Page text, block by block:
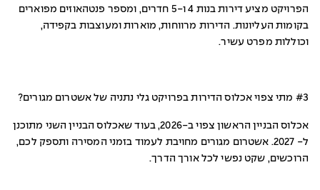
הפרויקט מציע דירות בנות 4 ו-5 חדרים, ומספר פנטהאוזים מפוארים
בקומות העליונות. הדירות מרווחות, מוארות ומעוצבות בקפידה,
וכוללות מפרט עשיר.
#3 מתי צפוי אכלוס הדירות בפרויקט גלי נתניה של אשטרום מגורים?
אכלוס הבניין הראשון צפוי ב-2026, בעוד שאכלוס הבניין השני מתוכנן
ל- 2027. אשטרום מגורים מחויבת לעמוד בזמני המסירה ותספק לכם,
הרוכשים, שקט נפשי לכל אורך הדרך.